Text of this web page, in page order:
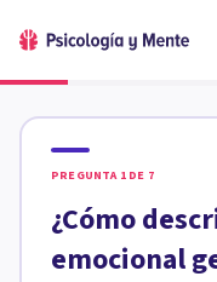
PREGUNTA 1 DE 7
¿Cómo
emocional